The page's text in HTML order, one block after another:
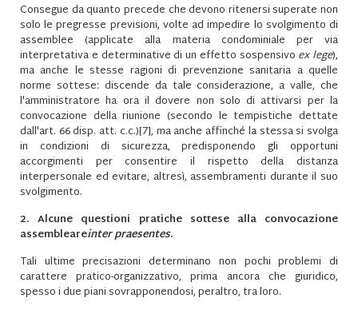
Consegue da quanto precede che devono ritenersi superate non
solo le pregresse previsioni, volte ad impedire lo svolgimento di
assemblee (applicate alla materia condominiale per via
interpretativa e determinative di un effetto sospensivo ex lege),
ma anche le stesse ragioni di prevenzione sanitaria a quelle
norme sottese: discende da tale considerazione, a valle, che
l'amministratore ha ora il dovere non solo di attivarsi per la
convocazione della riunione (secondo le tempistiche dettate
dall'art. 66 disp. att. c.c.)[7], ma anche affinché la stessa si svolga
in condizioni di sicurezza, predisponendo gli opportuni
accorgimenti per consentire il rispetto della distanza
interpersonale ed evitare, altresì, assembramenti durante il suo
svolgimento.
2. Alcune questioni pratiche sottese alla convocazione
assembleareinter praesentes.
Tali ultime precisazioni determinano non pochi problemi di
carattere pratico-organizzativo, prima ancora che giuridico,
spesso i due piani sovrapponendosi, peraltro, tra loro.